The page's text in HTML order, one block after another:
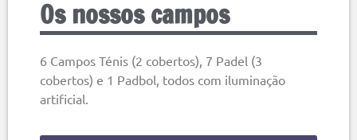
Os nossos campos
6 Campos Ténis (2 cobertos), 7 Padel (3
cobertos) e 1 Padbol, todos com iluminação
artificial.